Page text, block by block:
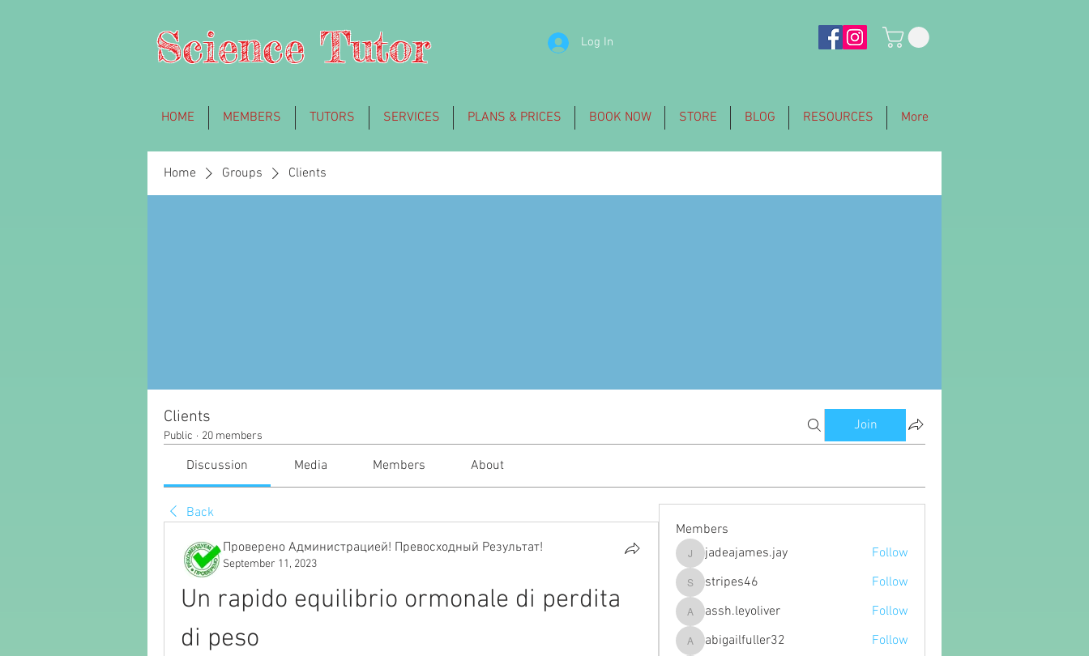
Log In
Science Tutor
HOME MEMBERS TUTORS SERVICES PLANS & PRICES BOOK NOW STORE BLOG RESOURCES More
Home Groups Clients
Clients
Public · 20 members
Join
Discussion Media Members About
Back
Проверено Администрацией! Превосходный Результат!
September 11, 2023
Un rapido equilibrio ormonale di perdita
di peso
Members
jadeajames.jay
jadeajames.jay Follow
stripes46
stripes46 Follow
assh.leyoliver
assh.leyoliver Follow
abigailfuller32
abigailfuller32 Follow